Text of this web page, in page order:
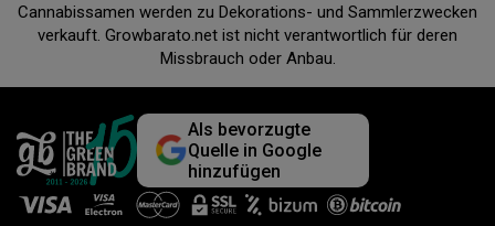
Cannabissamen werden zu Dekorations- und Sammlerzwecken
verkauft. Growbarato.net ist nicht verantwortlich für deren
Missbrauch oder Anbau.
Als bevorzugte
Quelle in Google
hinzufügen